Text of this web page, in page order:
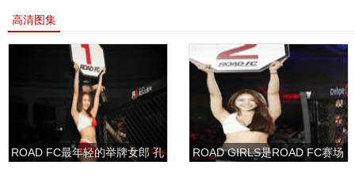
高清图集
ROAD FC最年轻的举牌女郎 孔
ROAD GIRLS是ROAD FC赛场